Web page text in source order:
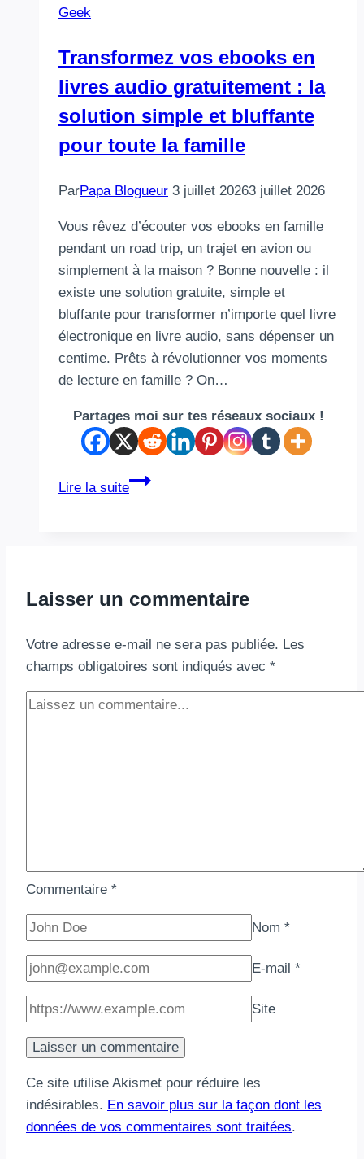
Geek
Transformez vos ebooks en
livres audio gratuitement : la
solution simple et bluffante
pour toute la famille
ParPapa Blogueur 3 juillet 20263 juillet 2026
Vous rêvez d’écouter vos ebooks en famille
pendant un road trip, un trajet en avion ou
simplement à la maison ? Bonne nouvelle : il
existe une solution gratuite, simple et
bluffante pour transformer n’importe quel livre
électronique en livre audio, sans dépenser un
centime. Prêts à révolutionner vos moments
de lecture en famille ? On…
Partages moi sur tes réseaux sociaux !
Lire la suite
Transformez
gratuitement
simple
Laisser un commentaire
Votre adresse e-mail ne sera pas publiée. Les
champs obligatoires sont indiqués avec *
Commentaire *
Nom *
E-mail *
Site
Ce site utilise Akismet pour réduire les
indésirables. En savoir plus sur la façon dont les
données de vos commentaires sont traitées.